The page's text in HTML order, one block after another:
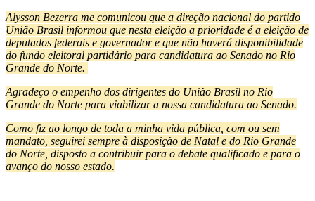
Alysson Bezerra me comunicou que a direção nacional do partido
União Brasil informou que nesta eleição a prioridade é a eleição de
deputados federais e governador e que não haverá disponibilidade
do fundo eleitoral partidário para candidatura ao Senado no Rio
Grande do Norte.
Agradeço o empenho dos dirigentes do União Brasil no Rio
Grande do Norte para viabilizar a nossa candidatura ao Senado.
Como fiz ao longo de toda a minha vida pública, com ou sem
mandato, seguirei sempre à disposição de Natal e do Rio Grande
do Norte, disposto a contribuir para o debate qualificado e para o
avanço do nosso estado.